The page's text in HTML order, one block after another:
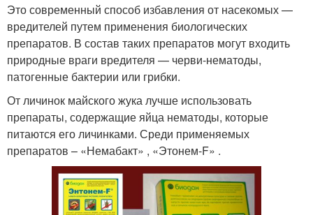
Это современный способ избавления от насекомых —
вредителей путем применения биологических
препаратов. В состав таких препаратов могут входить
природные враги вредителя — черви-нематоды,
патогенные бактерии или грибки.
От личинок майского жука лучше использовать
препараты, содержащие яйца нематоды, которые
питаются его личинками. Среди применяемых
препаратов – «Немабакт» , «Этонем-F» .